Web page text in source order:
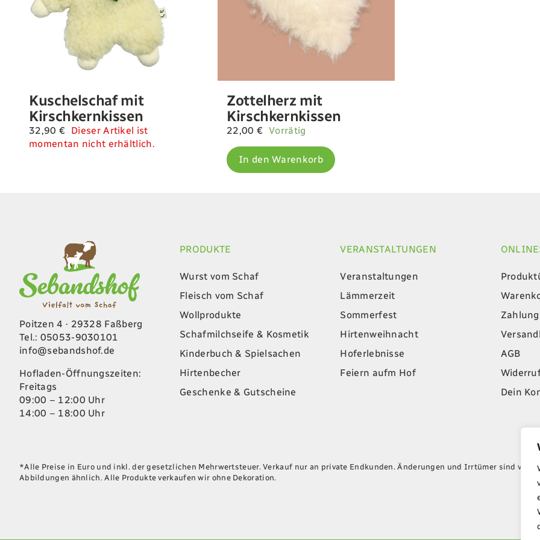
Kuschelschaf mit
Kirschkernkissen
32,90 € Dieser Artikel ist
momentan nicht erhältlich.
Zottelherz mit
Kirschkernkissen
22,00 € Vorrätig
In den Warenkorb
Poitzen 4 · 29328 Faßberg
Tel.: 05053-9030101
info@sebandshof.de
Hofladen-Öffnungszeiten:
Freitags
09:00 – 12:00 Uhr
14:00 – 18:00 Uhr
PRODUKTE
Wurst vom Schaf
Fleisch vom Schaf
Wollprodukte
Schafmilchseife & Kosmetik
Kinderbuch & Spielsachen
Hirtenbecher
Geschenke & Gutscheine
VERANSTALTUNGEN
Veranstaltungen
Lämmerzeit
Sommerfest
Hirtenweihnacht
Hoferlebnisse
Feiern aufm Hof
AGB
Dein
*Alle Preise in Euro und inkl. der gesetzlichen Mehrwertsteuer. Verkauf nur an private Endkunden. Änderungen und Irrtümer sind
Abbildungen ähnlich. Alle Produkte verkaufen wir ohne Dekoration.